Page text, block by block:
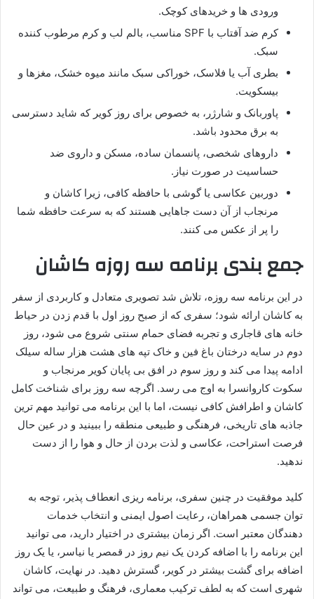
ورودی ها و خریدهای کوچک.
کرم ضد آفتاب با SPF مناسب، بالم لب و کرم مرطوب کننده
سبک.
بطری آب یا فلاسک، خوراکی سبک مانند میوه خشک، مغزها و
بیسکویت.
پاوربانک و شارژر، به خصوص برای روز کویر که شاید دسترسی
به برق محدود باشد.
داروهای شخصی، پانسمان ساده، مسکن و داروی ضد
حساسیت در صورت نیاز.
دوربین عکاسی یا گوشی با حافظه کافی، زیرا کاشان و
مرنجاب از آن دست جاهایی هستند که به سرعت حافظه شما
را پر از عکس می کنند.
جمع بندی برنامه سه روزه کاشان
در این برنامه سه روزه، تلاش شد تصویری متعادل و کاربردی از سفر
به کاشان ارائه شود؛ سفری که از صبح روز اول با قدم زدن در حیاط
خانه های قاجاری و تجربه فضای حمام سنتی شروع می شود، روز
دوم در سایه درختان باغ فین و خاک تپه های هشت هزار ساله سیلک
ادامه پیدا می کند و روز سوم در افق بی پایان کویر مرنجاب و
سکوت کاروانسرا به اوج می رسد. اگرچه سه روز برای شناخت کامل
کاشان و اطرافش کافی نیست، اما با این برنامه می توانید مهم ترین
جاذبه های تاریخی، فرهنگی و طبیعی منطقه را ببینید و در عین حال
فرصت استراحت، عکاسی و لذت بردن از حال و هوا را از دست
ندهید.
کلید موفقیت در چنین سفری، برنامه ریزی انعطاف پذیر، توجه به
توان جسمی همراهان، رعایت اصول ایمنی و انتخاب خدمات
دهندگان معتبر است. اگر زمان بیشتری در اختیار دارید، می توانید
این برنامه را با اضافه کردن یک نیم روز در قمصر یا نیاسر، یا یک روز
اضافه برای گشت بیشتر در کویر، گسترش دهید. در نهایت، کاشان
شهری است که به لطف ترکیب معماری، فرهنگ و طبیعت، می تواند